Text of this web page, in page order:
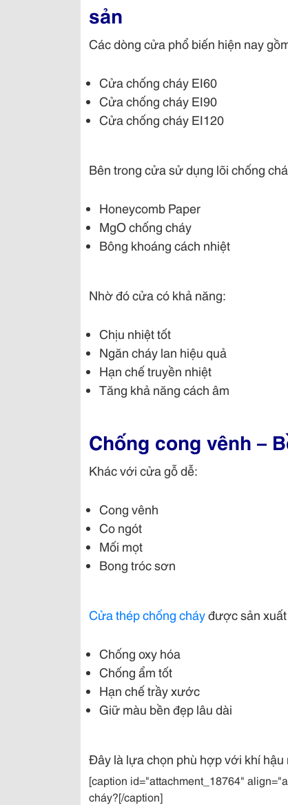
sản
Các dòng cửa phổ biến hiện nay
Cửa chống cháy EI60
Cửa chống cháy EI90
Cửa chống cháy EI120
Bên trong cửa sử dụng lõi chống
Honeycomb Paper
MgO chống cháy
Bông khoáng cách nhiệt
Nhờ đó cửa có khả năng:
Chịu nhiệt tốt
Ngăn cháy lan hiệu quả
Hạn chế truyền nhiệt
Tăng khả năng cách âm
Chống cong vênh –
Khác với cửa gỗ dễ:
Cong vênh
Co ngót
Mối mọt
Bong tróc sơn
Cửa thép chống cháyđược sản
Chống oxy hóa
Chống ẩm tốt
Hạn chế trầy xước
Giữ màu bền đẹp lâu dài
Đây là lựa chọn phù hợp với khí hậu
[caption id="attachment_18764"
cháy?[/caption]